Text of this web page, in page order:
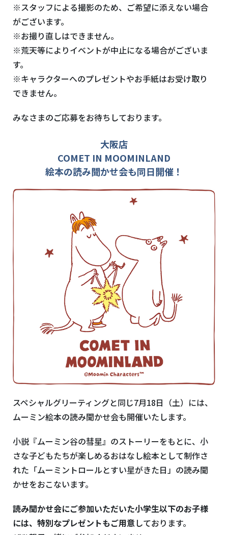
※スタッフによる撮影のため、ご希望に添えない場合
がございます。
※お撮り直しはできません。
※荒天等によりイベントが中止になる場合がございま
す。
※キャラクターへのプレゼントやお手紙はお受け取り
できません。
みなさまのご応募をお待ちしております。
大阪店
COMET IN MOOMINLAND
絵本の読み聞かせ会も同日開催！
スペシャルグリーティングと同じ7月18日（土）には、
ムーミン絵本の読み聞かせ会も開催いたします。
小説『ムーミン⾕の彗星』のストーリーをもとに、小
さな子どもたちが楽しめるおはなし絵本として制作さ
れた「ムーミントロールとすい星がきた日」の読み聞
かせをおこないます。
読み聞かせ会にご参加いただいた小学生以下のお子様
には、特別なプレゼントもご用意しております。